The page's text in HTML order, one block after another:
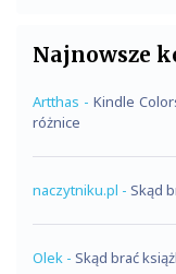
Najnowsze
Artthas - Kindle
różnice
naczytniku.pl - Skąd
Olek - Skąd brać